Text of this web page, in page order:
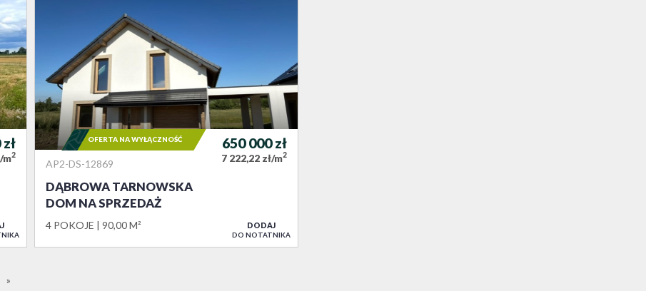
zł
m2
AP2-DS-12869
DĄBROWA TARNOWSKA
DOM NA SPRZEDAŻ
4 POKOJE 90,00 M²
650 000zł
7 222,22 zł/m2
OFERTA NA WYŁĄCZNOŚĆ
DODAJ
DO NOTATNIKA
»